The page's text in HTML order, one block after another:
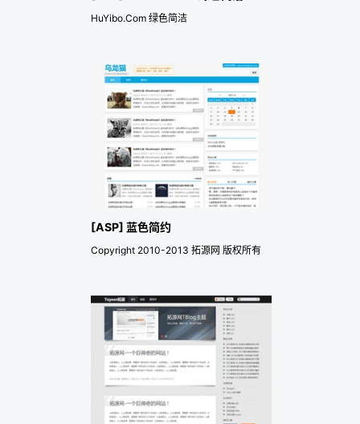
HuYibo.Com 绿色简洁
[ASP] 蓝色简约
Copyright 2010-2013 拓源网 版权所有